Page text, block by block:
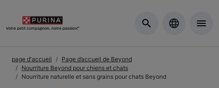
page d'accueil
Page d’accueil de Beyond
Nourriture Beyond pour chiens et chats
Nourriture naturelle et sans grains pour chats Beyond